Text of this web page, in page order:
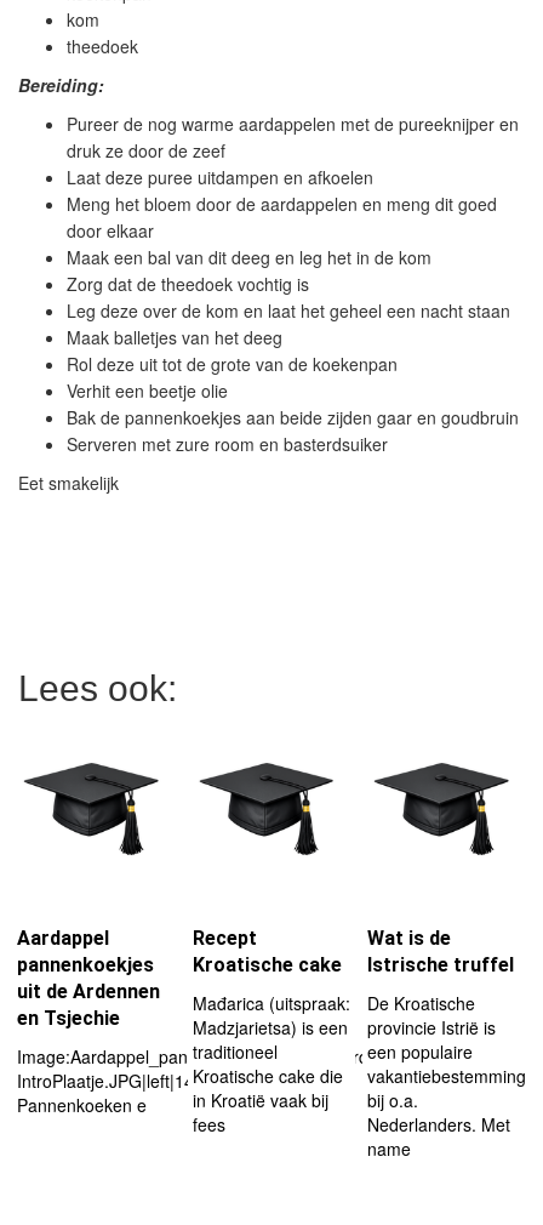
kom
theedoek
Bereiding:
Pureer de nog warme aardappelen met de pureeknijper en
druk ze door de zeef
Laat deze puree uitdampen en afkoelen
Meng het bloem door de aardappelen en meng dit goed
door elkaar
Maak een bal van dit deeg en leg het in de kom
Zorg dat de theedoek vochtig is
Leg deze over de kom en laat het geheel een nacht staan
Maak balletjes van het deeg
Rol deze uit tot de grote van de koekenpan
Verhit een beetje olie
Bak de pannenkoekjes aan beide zijden gaar en goudbruin
Serveren met zure room en basterdsuiker
Eet smakelijk
Lees ook:
Aardappel
pannenkoekjes
uit de Ardennen
en Tsjechie
Image:Aardappel_pannenkoekjes_uit_de_Ardennen_en_Tsjechie-
IntroPlaatje.JPG|left|148px
Pannenkoeken e
Recept
Kroatische cake
Mađarica (uitspraak:
Madzjarietsa) is een
traditioneel
Kroatische cake die
in Kroatië vaak bij
fees
Wat is de
Istrische truffel
De Kroatische
provincie Istrië is
een populaire
vakantiebestemming
bij o.a.
Nederlanders. Met
name